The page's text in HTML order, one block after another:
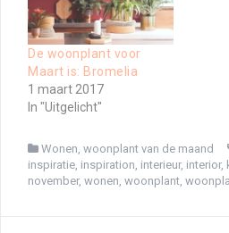
De woonplant voor
Maart is: Bromelia
1 maart 2017
In "Uitgelicht"
Wonen, woonplant van de maand
inspiratie, inspiration, interieur, interior,
november, wonen, woonplant,